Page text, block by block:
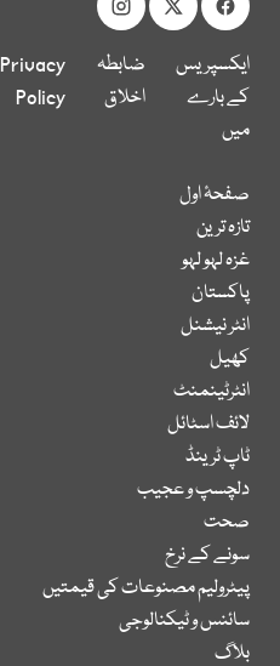
ایکسپریس
کے بارے
میں
ضابطہ
اخلاق
Privacy
Policy
صفحۂ اول
تازہ ترین
غزہ لہو لہو
پاکستان
انٹر نیشنل
کھیل
انٹرٹینمنٹ
لائف اسٹائل
ٹاپ ٹرینڈ
دلچسپ و عجیب
صحت
سونے کے نرخ
پیٹرولیم مصنوعات کی قیمتیں
سائنس و ٹیکنالوجی
بلاگ